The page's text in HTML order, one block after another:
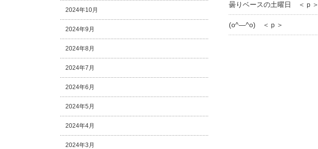
曇りベースの土曜日 ＜ｐ＞
(o^―^o) ＜ｐ＞
2024年10月
2024年9月
2024年8月
2024年7月
2024年6月
2024年5月
2024年4月
2024年3月